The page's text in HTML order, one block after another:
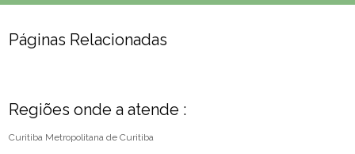
Páginas Relacionadas
Regiões onde a atende :
Curitiba Metropolitana de Curitiba